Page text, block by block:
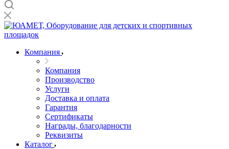
Компания
Компания
Производство
Услуги
Доставка и оплата
Гарантия
Сертификаты
Награды, благодарности
Реквизиты
Каталог